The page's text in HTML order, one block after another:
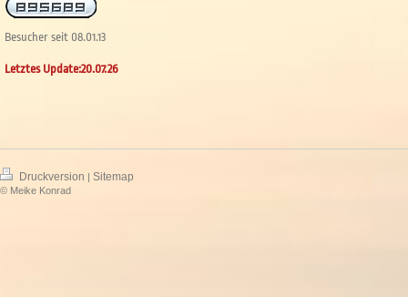
Besucher seit 08.01.13
Letztes Update:20.07.26
Druckversion | Sitemap
© Meike Konrad